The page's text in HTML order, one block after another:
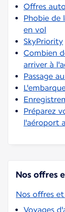
Offres
Phobie de
en vol
SkyPriority
Combien
arriver à
Passage
Préparez
l'aéroport
Nos offres
Nos offres
Voyages